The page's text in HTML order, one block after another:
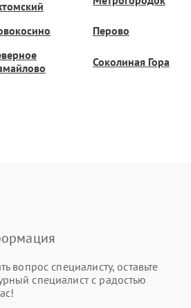
Перово
Соколиная Гора
вопрос специалисту, оставьте
специалист с радостью